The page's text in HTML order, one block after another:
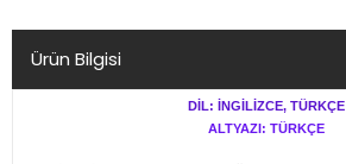
Ürün Bilgisi
DİL: İNGİLİZCE, TÜRKÇE
ALTYAZI: TÜRKÇE